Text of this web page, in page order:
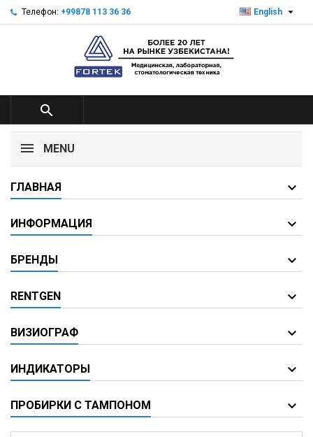
Телефон: +99878 113 36 36 English 

MENU
ГЛАВНАЯ
ИНФОРМАЦИЯ
БРЕНДЫ
RENTGEN
ВИЗИОГРАФ
ИНДИКАТОРЫ
ПРОБИРКИ С ТАМПОНОМ